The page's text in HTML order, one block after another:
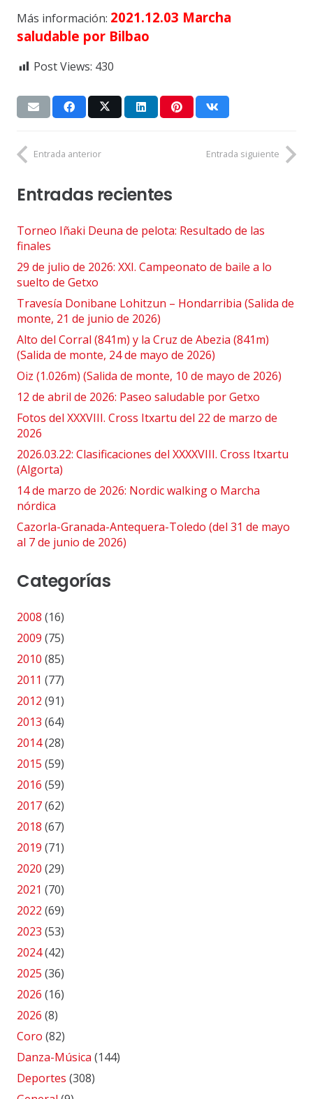
Más información: 2021.12.03 Marcha
saludable por Bilbao
Post Views: 430
Entrada anterior Entrada siguiente
Entradas recientes
Torneo Iñaki Deuna de pelota: Resultado de las
finales
29 de julio de 2026: XXI. Campeonato de baile a lo
suelto de Getxo
Travesía Donibane Lohitzun – Hondarribia (Salida de
monte, 21 de junio de 2026)
Alto del Corral (841m) y la Cruz de Abezia (841m)
(Salida de monte, 24 de mayo de 2026)
Oiz (1.026m) (Salida de monte, 10 de mayo de 2026)
12 de abril de 2026: Paseo saludable por Getxo
Fotos del XXXVIII. Cross Itxartu del 22 de marzo de
2026
2026.03.22: Clasificaciones del XXXXVIII. Cross Itxartu
(Algorta)
14 de marzo de 2026: Nordic walking o Marcha
nórdica
Cazorla-Granada-Antequera-Toledo (del 31 de mayo
al 7 de junio de 2026)
Categorías
2008 (16)
2009 (75)
2010 (85)
2011 (77)
2012 (91)
2013 (64)
2014(28)
2015 (59)
2016 (59)
2017(62)
2018 (67)
2019 (71)
2020 (29)
2021 (70)
2022 (69)
2023 (53)
2024(42)
2025 (36)
2026 (16)
2026 (8)
Coro (82)
Danza-Música (144)
Deportes (308)